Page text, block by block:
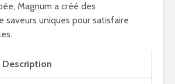
Magnum a créé des
saveurs uniques pour satisfaire
Description